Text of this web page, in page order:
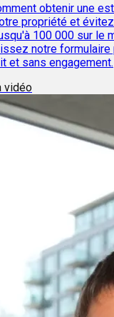
obtenir une
propriété et
100 000 sur le
notre formulaire
et sans engagement.
vidéo